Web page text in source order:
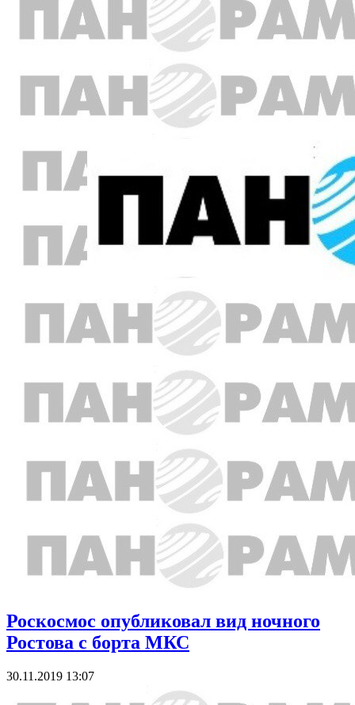
Роскосмос опубликовал вид ночного
Ростова с борта МКС
30.11.2019 13:07